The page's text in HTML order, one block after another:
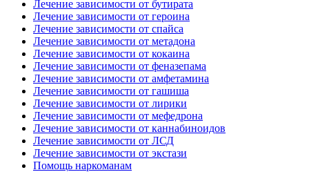
Лечение зависимости от бутирата
Лечение зависимости от героина
Лечение зависимости от спайса
Лечение зависимости от метадона
Лечение зависимости от кокаина
Лечение зависимости от феназепама
Лечение зависимости от амфетамина
Лечение зависимости от гашиша
Лечение зависимости от лирики
Лечение зависимости от мефедрона
Лечение зависимости от каннабиноидов
Лечение зависимости от ЛСД
Лечение зависимости от экстази
Помощь наркоманам